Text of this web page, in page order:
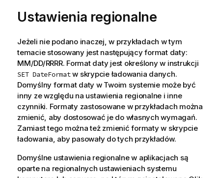
Ustawienia regionalne
Jeżeli nie podano inaczej, w przykładach w tym
temacie stosowany jest następujący format daty:
MM/DD/RRRR. Format daty jest określony w instrukcji
SET DateFormatw skrypcie ładowania danych.
Domyślny format daty w Twoim systemie może być
inny ze względu na ustawienia regionalne i inne
czynniki. Formaty zastosowane w przykładach można
zmienić, aby dostosować je do własnych wymagań.
Zamiast tego można też zmienić formaty w skrypcie
ładowania, aby pasowały do tych przykładów.
Domyślne ustawienia regionalne w aplikacjach są
oparte na regionalnych ustawieniach systemu